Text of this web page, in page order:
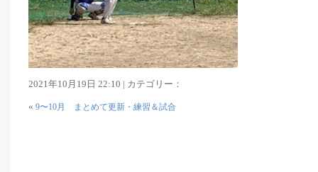
2021年10月19日 22:10 | カテゴリー：
« 9〜10月 まとめて更新・練習＆試合